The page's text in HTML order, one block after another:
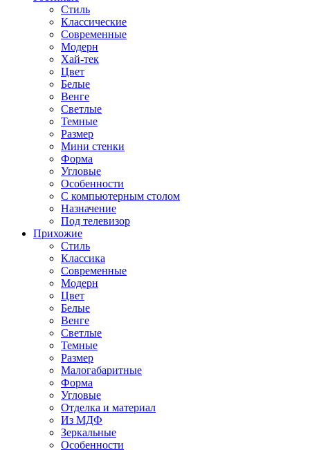
Стиль
Классические
Современные
Модерн
Хай-тек
Цвет
Белые
Венге
Светлые
Темные
Размер
Мини стенки
Форма
Угловые
Особенности
С компьютерным столом
Назначение
Под телевизор
Прихожие
Стиль
Классика
Современные
Модерн
Цвет
Белые
Венге
Светлые
Темные
Размер
Малогабаритные
Форма
Угловые
Отделка и материал
Из МДФ
Зеркальные
Особенности